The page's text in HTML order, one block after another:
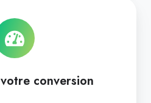
conversion